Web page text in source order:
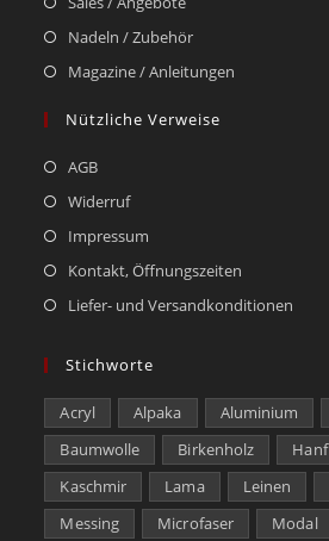
Nadeln / Zubehör
Magazine / Anleitungen
Nützliche Verweise
AGB
Widerruf
Impressum
Kontakt, Öffnungszeiten
Liefer- und Versandkonditionen
Stichworte
Acryl Alpaka Aluminium
Baumwolle
Birkenholz Hanf
Kaschmir
Lama Leinen
Messing
Microfaser Modal